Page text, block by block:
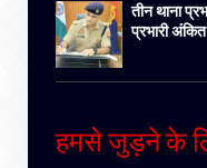
तीन थाना
प्रभारी
हमसे जुड़ने के